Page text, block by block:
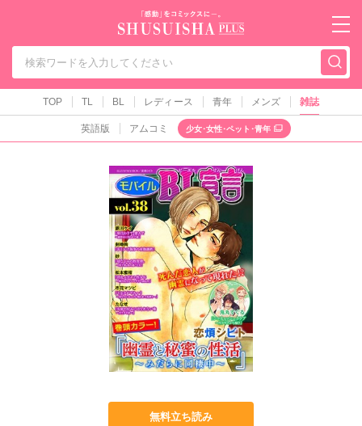
秋水社PLUS（テ
TOP TL BL レディース 青年 メンズ 雑誌
英語版 アムコミ 少女･女性･ペット･青年
無料立ち読み